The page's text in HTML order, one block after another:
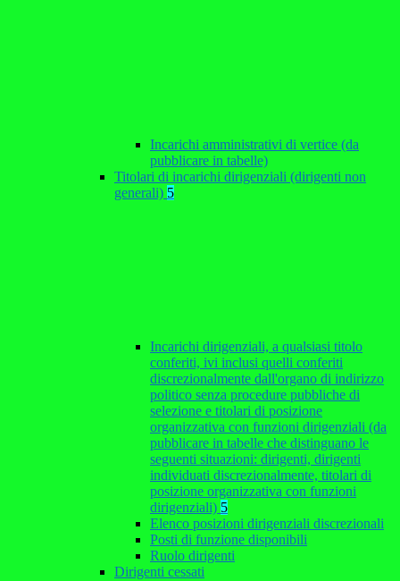
Incarichi amministrativi di vertice (da
pubblicare in tabelle)
Titolari di incarichi dirigenziali (dirigenti non
generali) 5
Incarichi dirigenziali, a qualsiasi titolo
conferiti, ivi inclusi quelli conferiti
discrezionalmente dall'organo di indirizzo
politico senza procedure pubbliche di
selezione e titolari di posizione
organizzativa con funzioni dirigenziali (da
pubblicare in tabelle che distinguano le
seguenti situazioni: dirigenti, dirigenti
individuati discrezionalmente, titolari di
posizione organizzativa con funzioni
dirigenziali) 5
Elenco posizioni dirigenziali discrezionali
Posti di funzione disponibili
Ruolo dirigenti
Dirigenti cessati